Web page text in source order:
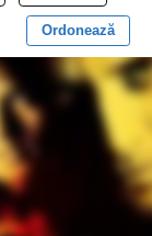
Ordonează